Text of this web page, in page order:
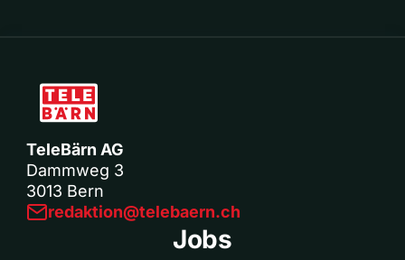
TeleBärn AG
Dammweg 3
3013 Bern
redaktion@telebaern.ch
Jobs